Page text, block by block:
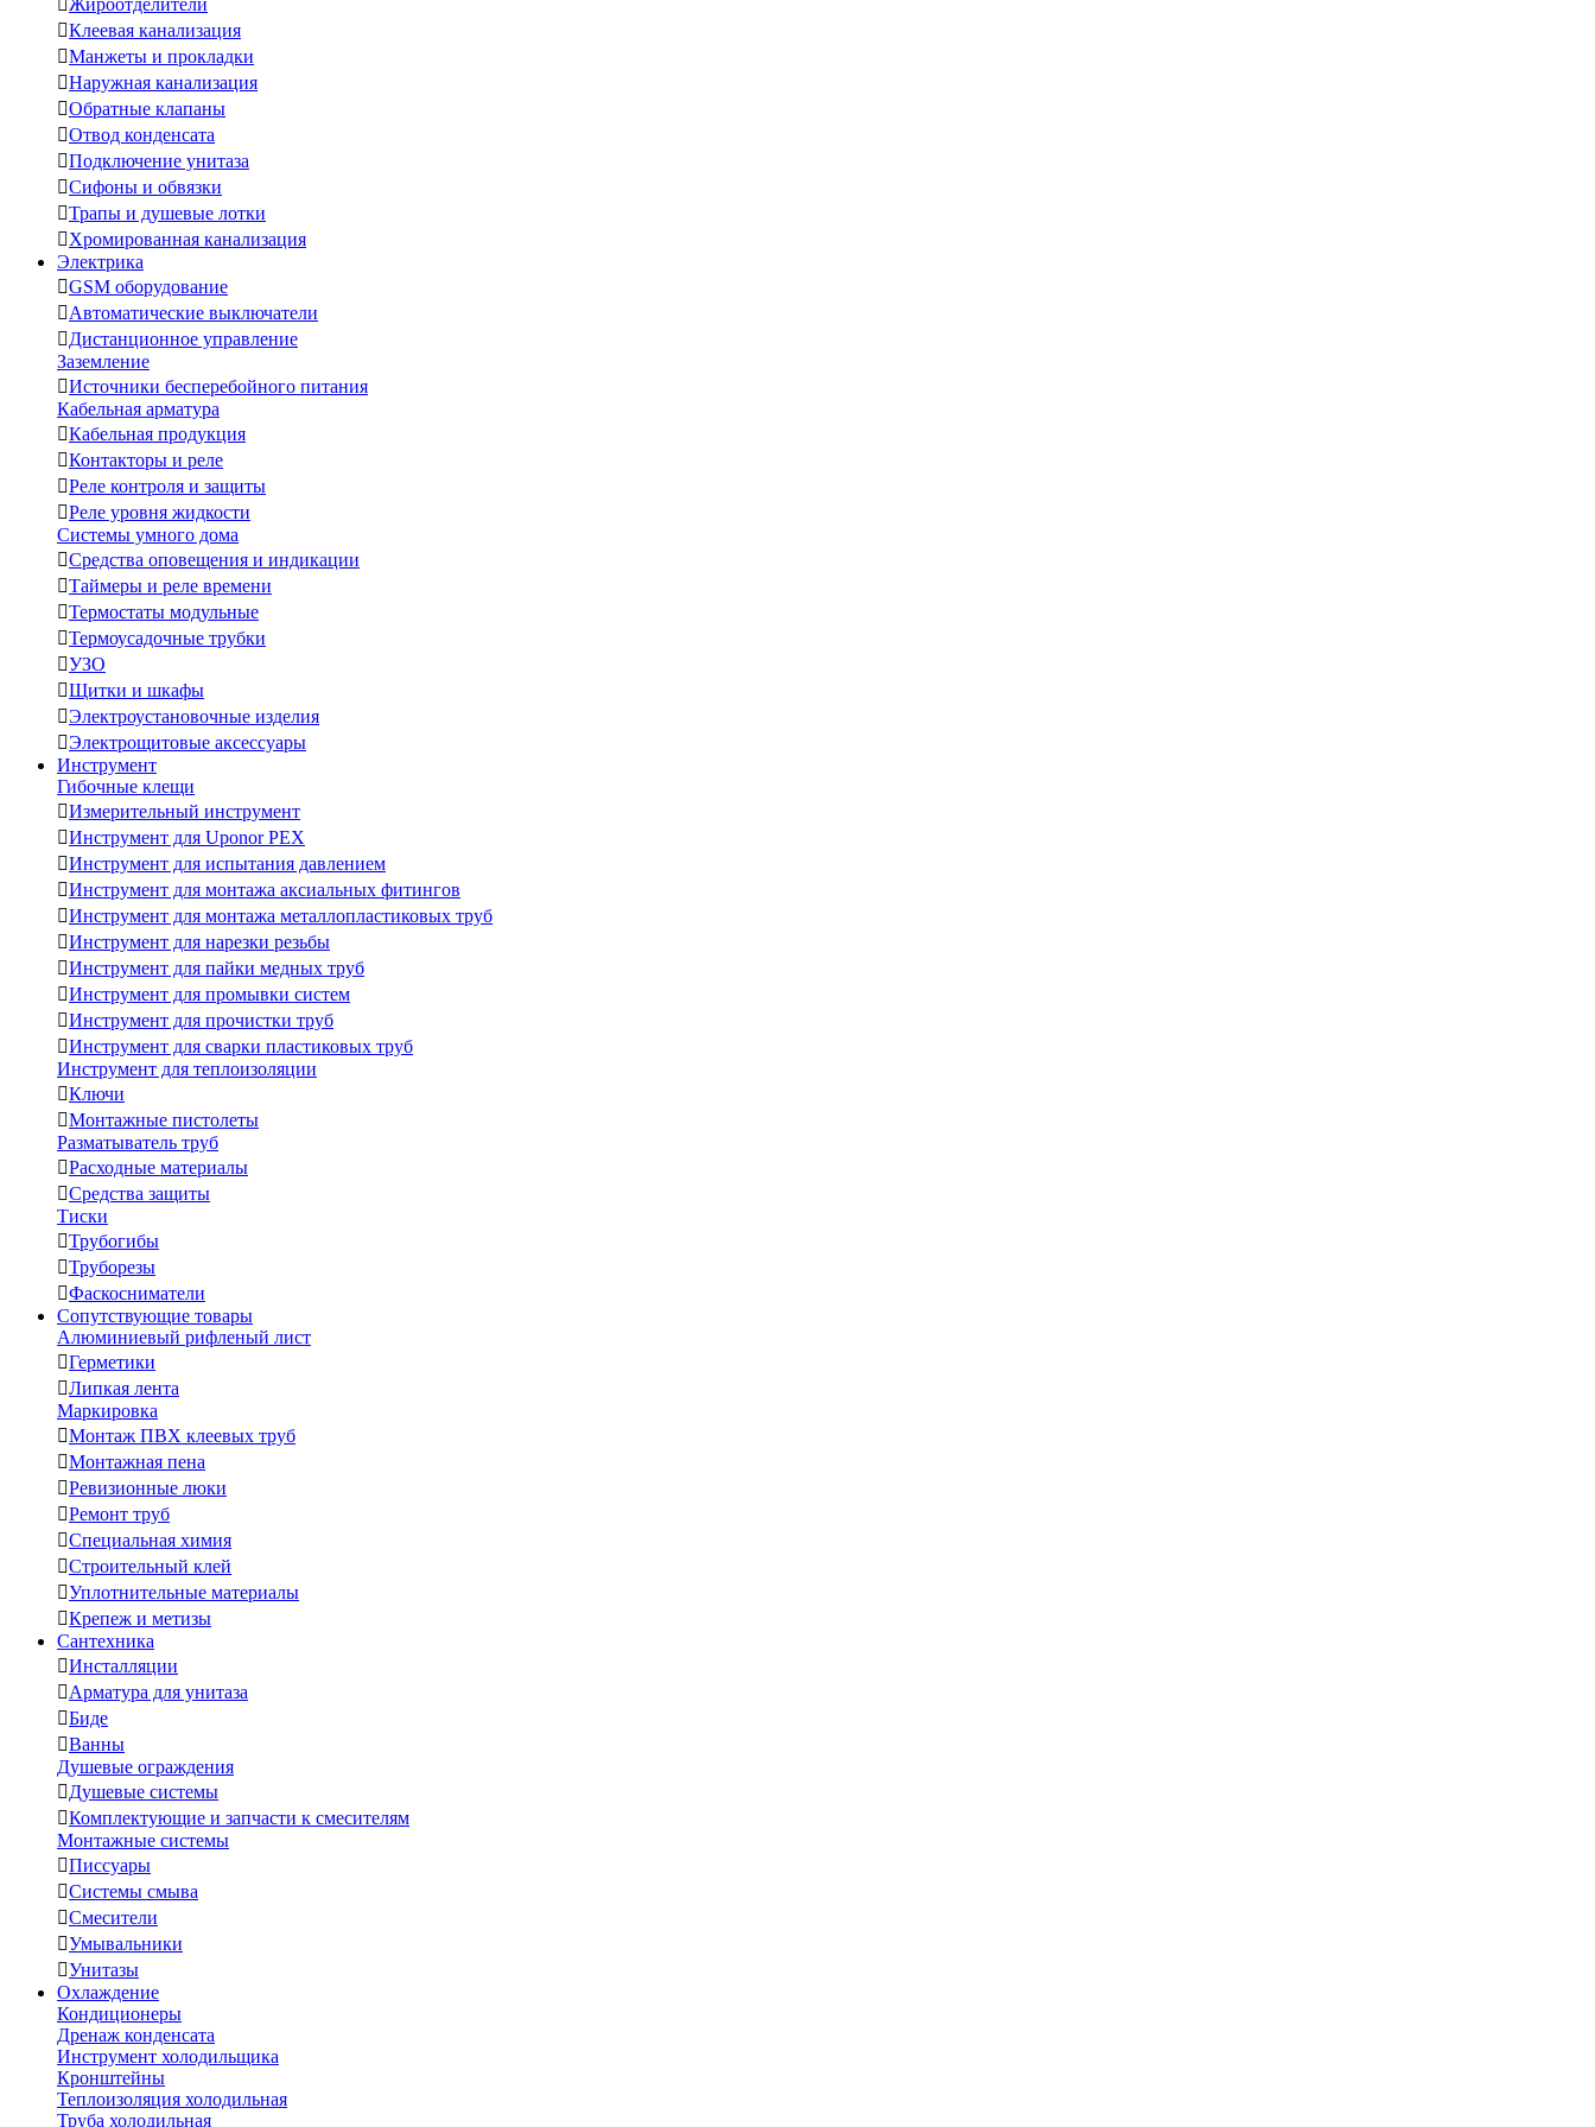
Жироотделители
Клеевая канализация
Манжеты и прокладки
Наружная канализация
Обратные клапаны
Отвод конденсата
Подключение унитаза
Сифоны и обвязки
Трапы и душевые лотки
Хромированная канализация
Электрика
GSM оборудование
Автоматические выключатели
Дистанционное управление
Заземление
Источники бесперебойного питания
Кабельная арматура
Кабельная продукция
Контакторы и реле
Реле контроля и защиты
Реле уровня жидкости
Системы умного дома
Средства оповещения и индикации
Таймеры и реле времени
Термостаты модульные
Термоусадочные трубки
УЗО
Щитки и шкафы
Электроустановочные изделия
Электрощитовые аксессуары
Инструмент
Гибочные клещи
Измерительный инструмент
Инструмент для Uponor PEX
Инструмент для испытания давлением
Инструмент для монтажа аксиальных фитингов
Инструмент для монтажа металлопластиковых труб
Инструмент для нарезки резьбы
Инструмент для пайки медных труб
Инструмент для промывки систем
Инструмент для прочистки труб
Инструмент для сварки пластиковых труб
Инструмент для теплоизоляции
Ключи
Монтажные пистолеты
Разматыватель труб
Расходные материалы
Средства защиты
Тиски
Трубогибы
Труборезы
Фаскосниматели
Сопутствующие товары
Алюминиевый рифленый лист
Герметики
Липкая лента
Маркировка
Монтаж ПВХ клеевых труб
Монтажная пена
Ревизионные люки
Ремонт труб
Специальная химия
Строительный клей
Уплотнительные материалы
Крепеж и метизы
Сантехника
Инсталляции
Арматура для унитаза
Биде
Ванны
Душевые ограждения
Душевые системы
Комплектующие и запчасти к смесителям
Монтажные системы
Писсуары
Системы смыва
Смесители
Умывальники
Унитазы
Охлаждение
Кондиционеры
Дренаж конденсата
Инструмент холодильщика
Кронштейны
Теплоизоляция холодильная
Труба холодильная